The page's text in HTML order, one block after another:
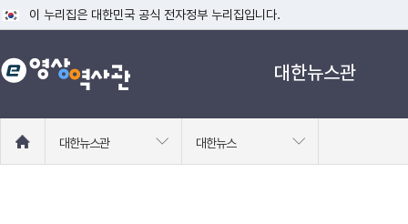
이 누리집은 대한민국 공식 전자정부 누리집입니다.
공식 누리집 주소 확인하기
go.kr 주소를 사용하는 누리집은 대한민국 정부기관이 관리하는 누리집입니
대한뉴스관
로
대한뉴스관 대한뉴스